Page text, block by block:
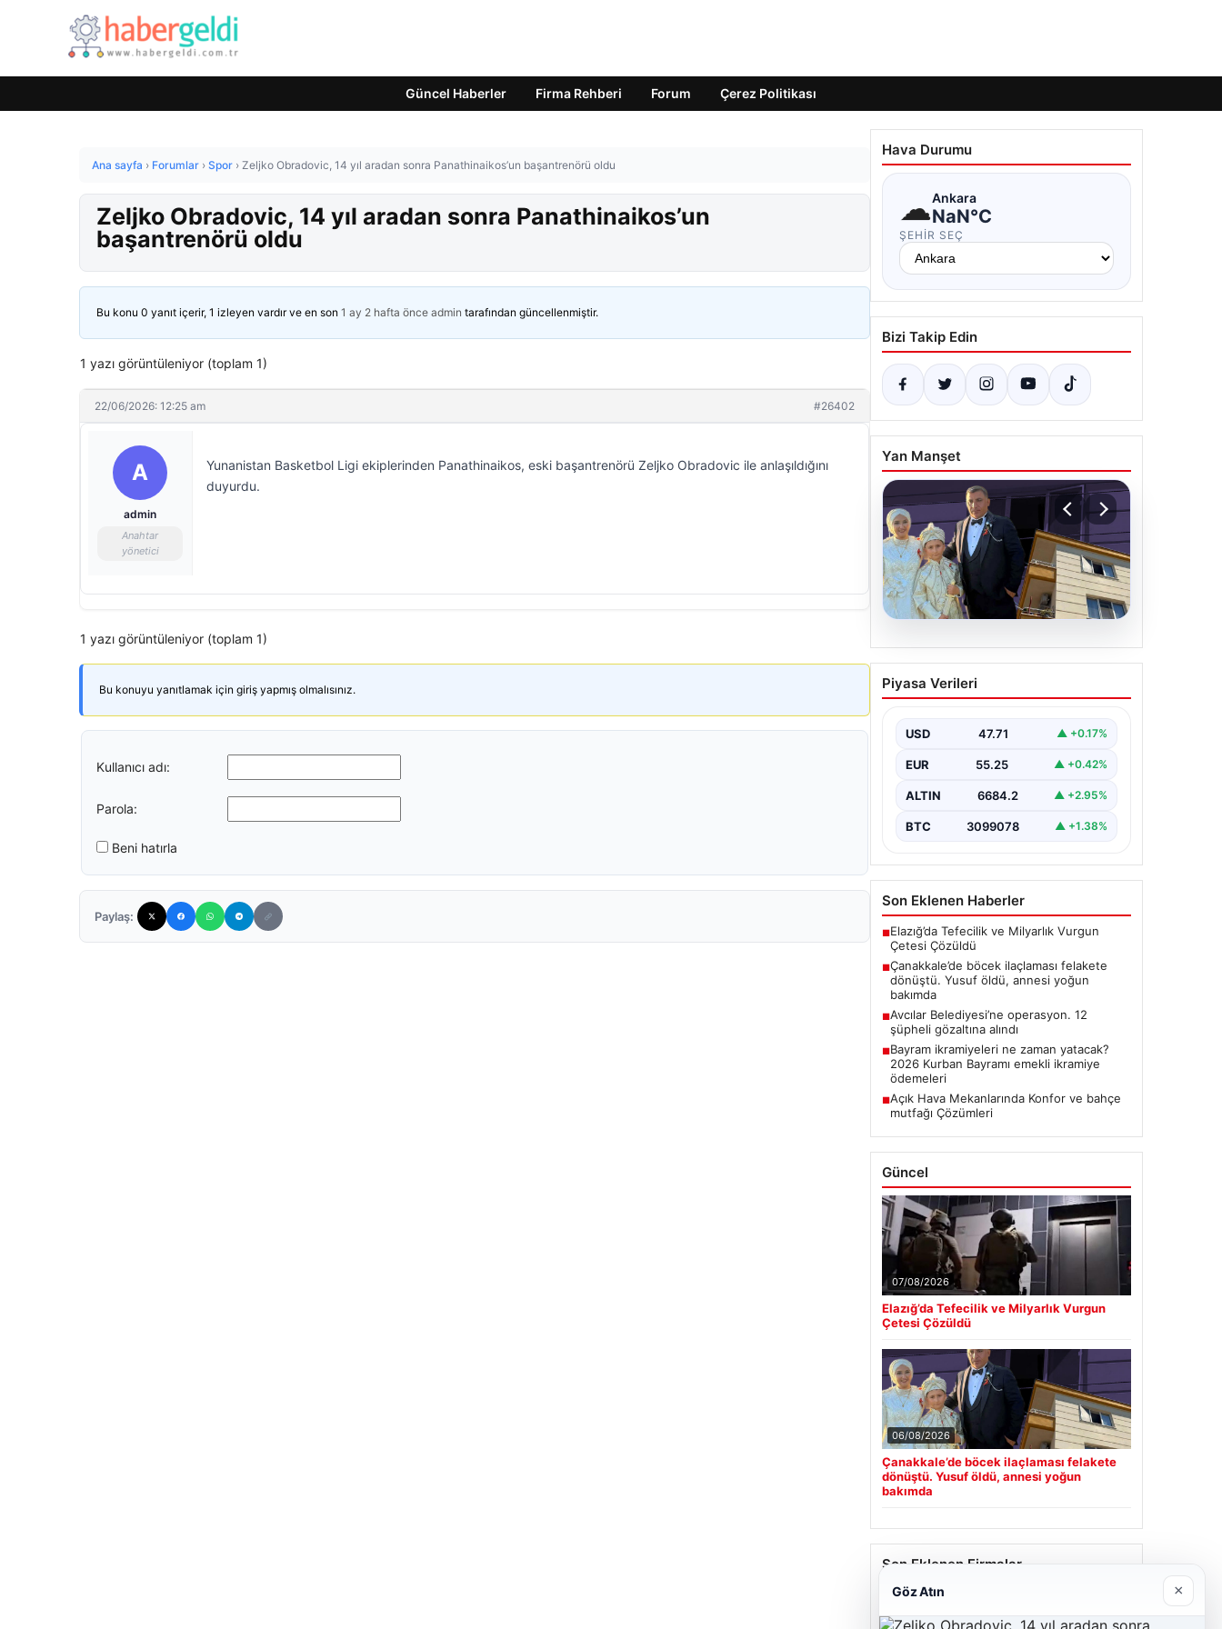
Güncel Haberler Firma Rehberi Forum Çerez Politikası
Ana sayfa › Forumlar › Spor › Zeljko Obradovic, 14 yıl aradan sonra Panathinaikos’un başantrenörü oldu
Zeljko Obradovic, 14 yıl aradan sonra Panathinaikos’un
başantrenörü oldu
Bu konu 0 yanıt içerir, 1 izleyen vardır ve en son 1 ay 2 hafta önce admin tarafından güncellenmiştir.
1 yazı görüntüleniyor (toplam 1)
22/06/2026: 12:25 am #26402
A
admin
Anahtar
yönetici
Yunanistan Basketbol Ligi ekiplerinden Panathinaikos, eski başantrenörü Zeljko Obradovic ile anlaşıldığını
duyurdu.
1 yazı görüntüleniyor (toplam 1)
Bu konuyu yanıtlamak için giriş yapmış olmalısınız.
Kullanıcı adı:
Parola:
Beni hatırla
Paylaş:
Hava Durumu
☁Ankara
NaN°C
ŞEHIR SEÇ
Bizi Takip Edin
Yan Manşet
Çanakkale’de böcek
ilaçlaması felakete
annesi yoğun bakımda
Piyasa Verileri
USD 47.71 ▲ +0.17%
EUR 55.25 ▲ +0.42%
ALTIN 6684.2 ▲ +2.95%
BTC 3099078 ▲ +1.38%
Son Eklenen Haberler
■Elazığ’da Tefecilik ve Milyarlık Vurgun
Çetesi Çözüldü
■Çanakkale’de böcek ilaçlaması felakete
dönüştü. Yusuf öldü, annesi yoğun
bakımda
■Avcılar Belediyesi’ne operasyon. 12
şüpheli gözaltına alındı
■Bayram ikramiyeleri ne zaman yatacak?
2026 Kurban Bayramı emekli ikramiye
ödemeleri
■Açık Hava Mekanlarında Konfor ve bahçe
mutfağı Çözümleri
Güncel
07/08/2026
Elazığ’da Tefecilik ve Milyarlık Vurgun
Çetesi Çözüldü
06/08/2026
Çanakkale’de böcek ilaçlaması felakete
dönüştü. Yusuf öldü, annesi yoğun
bakımda
Son Eklenen Firmalar
Göz Atın ×